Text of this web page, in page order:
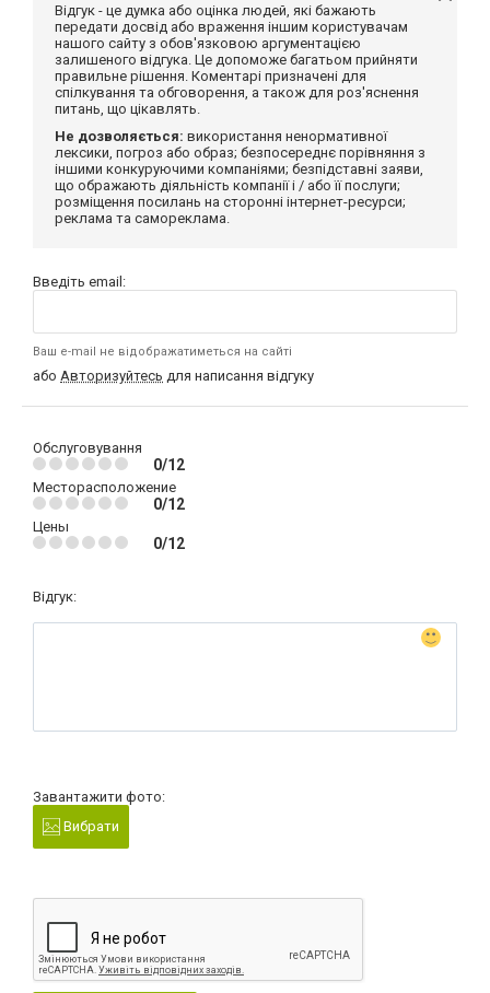
Відгук - це думка або оцінка людей, які бажають
передати досвід або враження іншим користувачам
нашого сайту з обов'язковою аргументацією
залишеного відгука. Це допоможе багатьом прийняти
правильне рішення. Коментарі призначені для
спілкування та обговорення, а також для роз'яснення
питань, що цікавлять.
Не дозволяється: використання ненормативної
лексики, погроз або образ; безпосереднє порівняння з
іншими конкуруючими компаніями; безпідставні заяви,
що ображають діяльність компанії і / або її послуги;
розміщення посилань на сторонні інтернет-ресурси;
реклама та самореклама.
Введіть email:
Ваш e-mail не відображатиметься на сайті
або Авторизуйтесь для написання відгуку
Обслуговування
0/12
Месторасположение
0/12
Цены
0/12
Відгук:
Завантажити фото:
Вибрати